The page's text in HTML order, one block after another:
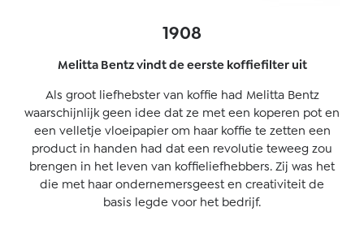
1908
Melitta Bentz vindt de eerste koffiefilter uit
Als groot liefhebster van koffie had Melitta Bentz
waarschijnlijk geen idee dat ze met een koperen pot en
een velletje vloeipapier om haar koffie te zetten een
product in handen had dat een revolutie teweeg zou
brengen in het leven van koffieliefhebbers. Zij was het
die met haar ondernemersgeest en creativiteit de
basis legde voor het bedrijf.